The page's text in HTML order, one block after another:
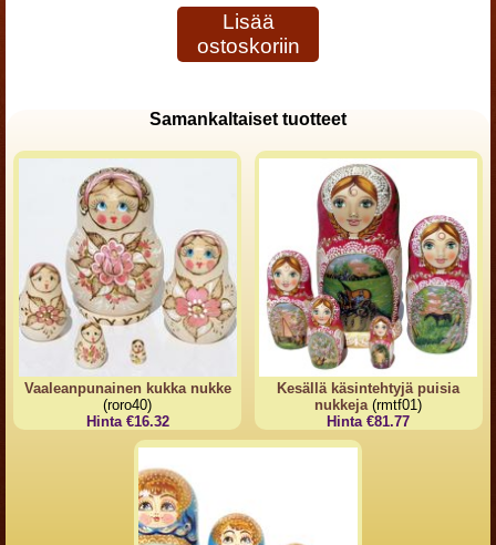
Lisää
ostoskoriin
Samankaltaiset tuotteet
Vaaleanpunainen kukka nukke
(roro40)
Hinta €16.32
Kesällä käsintehtyjä puisia
nukkeja(rmtf01)
Hinta €81.77